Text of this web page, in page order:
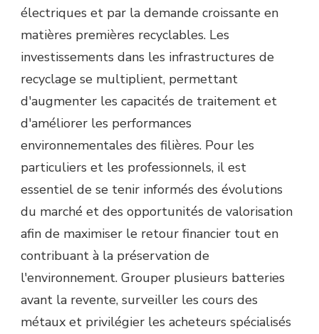
électriques et par la demande croissante en
matières premières recyclables. Les
investissements dans les infrastructures de
recyclage se multiplient, permettant
d'augmenter les capacités de traitement et
d'améliorer les performances
environnementales des filières. Pour les
particuliers et les professionnels, il est
essentiel de se tenir informés des évolutions
du marché et des opportunités de valorisation
afin de maximiser le retour financier tout en
contribuant à la préservation de
l'environnement. Grouper plusieurs batteries
avant la revente, surveiller les cours des
métaux et privilégier les acheteurs spécialisés